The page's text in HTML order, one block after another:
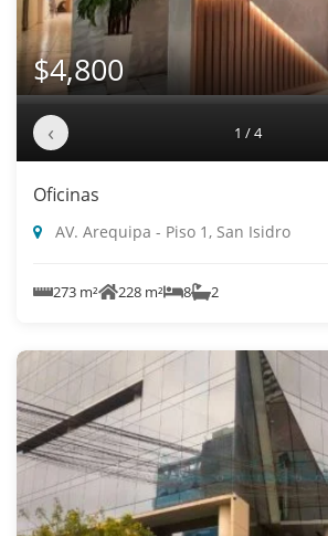
$4,800
‹ 1 / 4
Oficinas
AV. Arequipa - Piso 1, San Isidro
273 m² 228 m² 8 2